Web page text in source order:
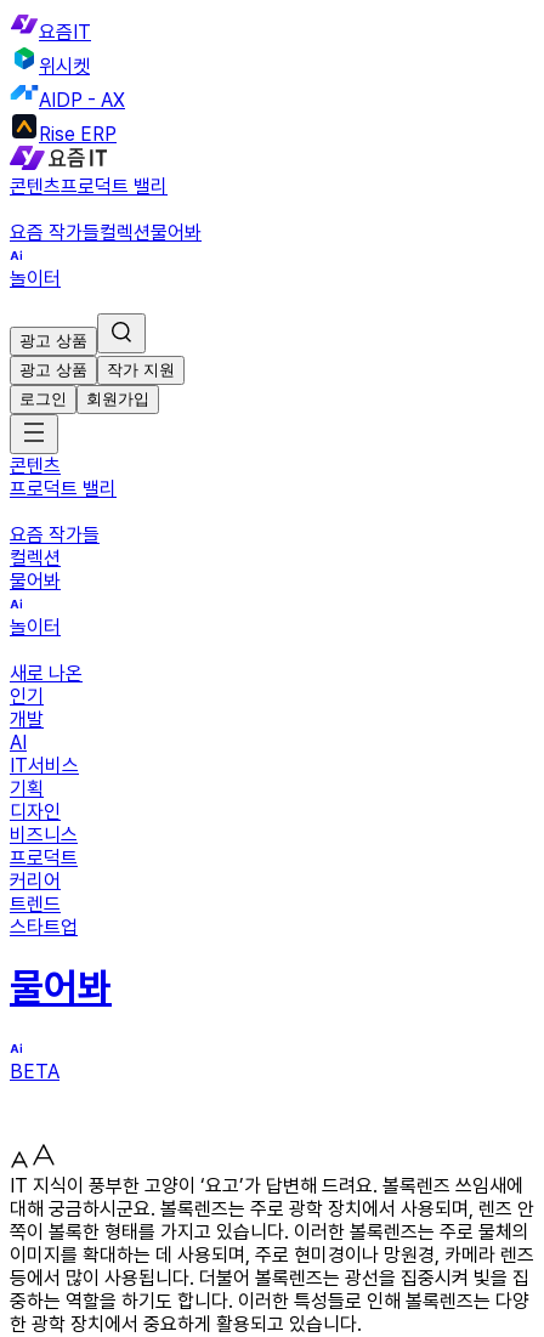
요즘IT
위시켓
AIDP - AX
Rise ERP
콘텐츠프로덕트 밸리
요즘 작가들컬렉션물어봐
놀이터
광고 상품
광고 상품
작가 지원
로그인
회원가입
콘텐츠
프로덕트 밸리
요즘 작가들
컬렉션
물어봐
놀이터
새로 나온
인기
개발
AI
IT서비스
기획
디자인
비즈니스
프로덕트
커리어
트렌드
스타트업
물어봐
BETA
IT 지식이 풍부한 고양이 ‘요고’가 답변해 드려요. 볼록렌즈 쓰임새에
대해 궁금하시군요. 볼록렌즈는 주로 광학 장치에서 사용되며, 렌즈 안
쪽이 볼록한 형태를 가지고 있습니다. 이러한 볼록렌즈는 주로 물체의
이미지를 확대하는 데 사용되며, 주로 현미경이나 망원경, 카메라 렌즈
등에서 많이 사용됩니다. 더불어 볼록렌즈는 광선을 집중시켜 빛을 집
중하는 역할을 하기도 합니다. 이러한 특성들로 인해 볼록렌즈는 다양
한 광학 장치에서 중요하게 활용되고 있습니다.